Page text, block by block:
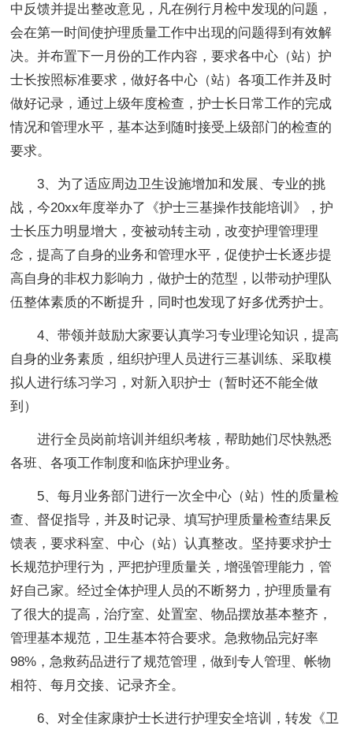
中反馈并提出整改意见，凡在例行月检中发现的问题，
会在第一时间使护理质量工作中出现的问题得到有效解
决。并布置下一月份的工作内容，要求各中心（站）护
士长按照标准要求，做好各中心（站）各项工作并及时
做好记录，通过上级年度检查，护士长日常工作的完成
情况和管理水平，基本达到随时接受上级部门的检查的
要求。
3、为了适应周边卫生设施增加和发展、专业的挑
战，今20xx年度举办了《护士三基操作技能培训》，护
士长压力明显增大，变被动转主动，改变护理管理理
念，提高了自身的业务和管理水平，促使护士长逐步提
高自身的非权力影响力，做护士的范型，以带动护理队
伍整体素质的不断提升，同时也发现了好多优秀护士。
4、带领并鼓励大家要认真学习专业理论知识，提高
自身的业务素质，组织护理人员进行三基训练、采取模
拟人进行练习学习，对新入职护士（暂时还不能全做
到）
进行全员岗前培训并组织考核，帮助她们尽快熟悉
各班、各项工作制度和临床护理业务。
5、每月业务部门进行一次全中心（站）性的质量检
查、督促指导，并及时记录、填写护理质量检查结果反
馈表，要求科室、中心（站）认真整改。坚持要求护士
长规范护理行为，严把护理质量关，增强管理能力，管
好自己家。经过全体护理人员的不断努力，护理质量有
了很大的提高，治疗室、处置室、物品摆放基本整齐，
管理基本规范，卫生基本符合要求。急救物品完好率
98%，急救药品进行了规范管理，做到专人管理、帐物
相符、每月交接、记录齐全。
6、对全佳家康护士长进行护理安全培训，转发《卫